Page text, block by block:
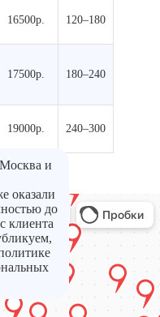
16500р. 120–180
17500р. 180–240
19000р. 240–300
и
оказали
до
клиента